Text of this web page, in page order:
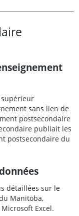
supérieur
sans lien de
postsecondaire
publiait les
postsecondaire du
détaillées sur le
Manitoba,
Excel.